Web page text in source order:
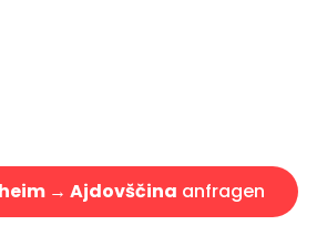
→ Ajdovščina anfragen